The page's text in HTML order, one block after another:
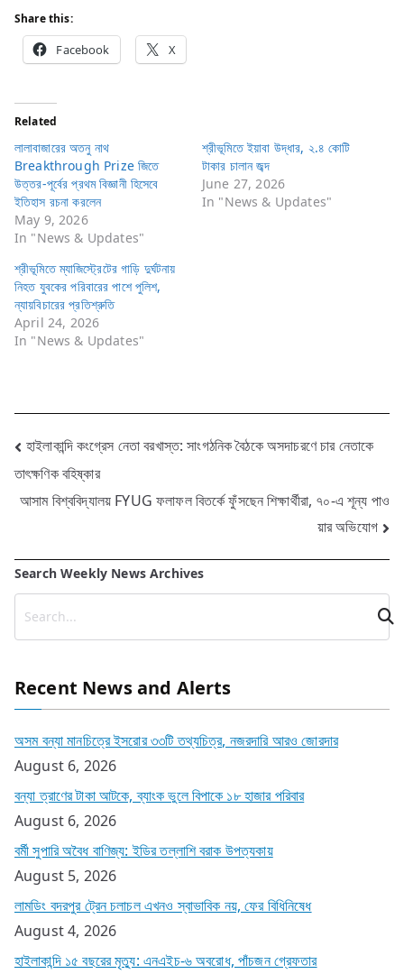
Share this:
Facebook X
Related
লালাবাজারের অতনু নাথ
Breakthrough Prize জিতে
উত্তর-পূর্বের প্রথম বিজ্ঞানী হিসেবে
ইতিহাস রচনা করলেন
May 9, 2026
In "News & Updates"
শ্রীভূমিতে ইয়াবা উদ্ধার, ২.৪ কোটি
টাকার চালান জব্দ
June 27, 2026
In "News & Updates"
শ্রীভূমিতে ম্যাজিস্ট্রেটের গাড়ি দুর্ঘটনায়
নিহত যুবকের পরিবারের পাশে পুলিশ,
ন্যায়বিচারের প্রতিশ্রুতি
April 24, 2026
In "News & Updates"
Post
navigation
হাইলাকান্দি কংগ্রেস নেতা বরখাস্ত: সাংগঠনিক বৈঠকে অসদাচরণে চার নেতাকে
তাৎক্ষণিক বহিষ্কার
আসাম বিশ্ববিদ্যালয় FYUG ফলাফল বিতর্কে ফুঁসছেন শিক্ষার্থীরা, ৭০-এ শূন্য পাও
য়ার অভিযোগ
Search Weekly News Archives
Recent News and Alerts
অসম বন্যা মানচিত্রে ইসরোর ৩৩টি তথ্যচিত্র, নজরদারি আরও জোরদার
August 6, 2026
বন্যা ত্রাণের টাকা আটকে, ব্যাংক ভুলে বিপাকে ১৮ হাজার পরিবার
August 6, 2026
বর্মী সুপারি অবৈধ বাণিজ্য: ইডির তল্লাশি বরাক উপত্যকায়
August 5, 2026
লামডিং বদরপুর ট্রেন চলাচল এখনও স্বাভাবিক নয়, ফের বিধিনিষেধ
August 4, 2026
হাইলাকান্দি ১৫ বছরের মৃত্যু: এনএইচ-৬ অবরোধ, পাঁচজন গ্রেফতার